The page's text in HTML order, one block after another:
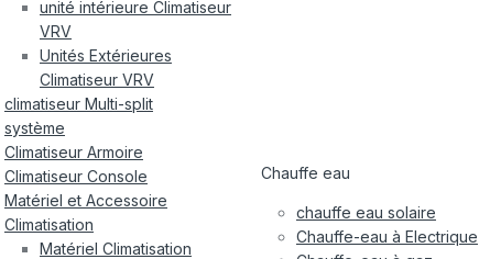
unité intérieure Climatiseur
VRV
Unités Extérieures
Climatiseur VRV
climatiseur Multi-split
système
Climatiseur Armoire
Climatiseur Console
Matériel et Accessoire
Climatisation
Matériel Climatisation
Chauffe eau
chauffe eau solaire
Chauffe-eau à Electrique